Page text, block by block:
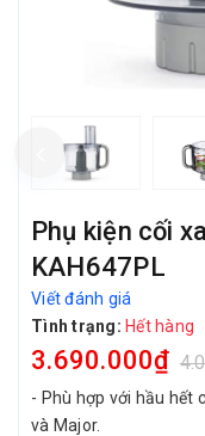
Phụ kiện cối
KAH647PL
Viết đánh giá
Tình trạng: Hết hàng
3.690.000₫
- Phù hợp với hầu hết
và Major.